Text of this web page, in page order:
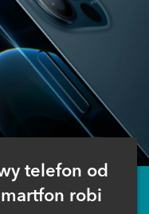
telefon od
robi